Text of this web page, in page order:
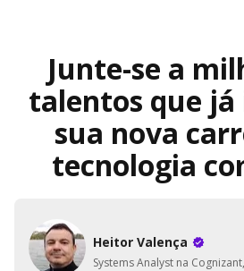
Junte-se a
talentos que
sua nova
tecnologia
Heitor Valença
Systems Analyst na